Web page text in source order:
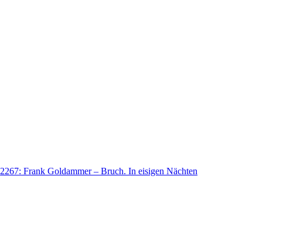
2267: Frank Goldammer – Bruch. In eisigen Nächten